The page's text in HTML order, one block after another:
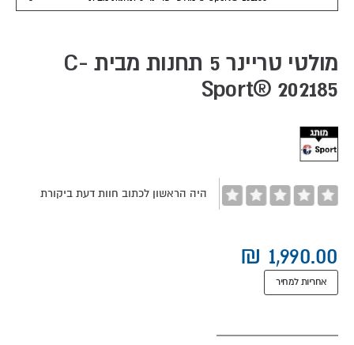
beginning
of
gallery
מולטי טריינר 5 תחנות מבית C-
Sport® 202185
היה הראשון לכתוב חוות דעת ביקורת
אחריות למחיר